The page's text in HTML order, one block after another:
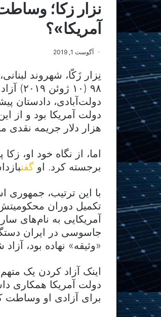
نزار زکا؛
آمریکا»؟
آگوست 1, 2019
۹۸
دولت‌آبادی، دادستان
دولت آمریکا بود و از
هزار دلار جریمه نقدی
اما، از نگاه خود او،
برجسته کرد. او گفت
با این ترتیب، جمهوری
تکمیل دوران
آمریکایی به نام‌های
جاسوسی در ایران
«وثیقه» نهاده بود،
اینک آزاد کردن یک
دولت آمریکا همکاری
برای آزادی او وساطت